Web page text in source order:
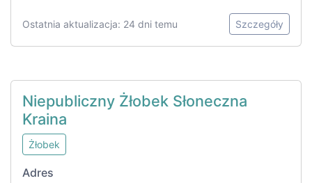
Ostatnia aktualizacja: 24 dni temu Szczegóły
Niepubliczny Żłobek Słoneczna
Kraina
Żłobek
Adres